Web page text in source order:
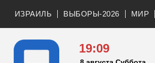
ИЗРАИЛЬ ВЫБОРЫ-2026 МИР
19:09